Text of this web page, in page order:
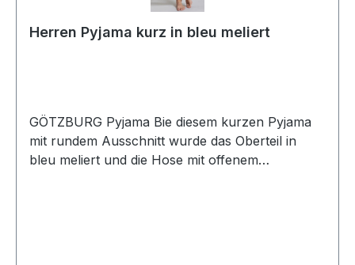
Herren Pyjama kurz in bleu meliert
GÖTZBURG Pyjama Bie diesem kurzen Pyjama
mit rundem Ausschnitt wurde das Oberteil in
bleu meliert und die Hose mit offenem